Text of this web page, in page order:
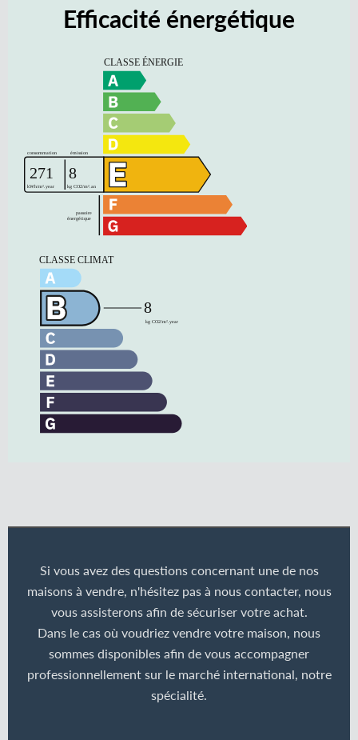
Efficacité énergétique
Si vous avez des questions concernant une de nos
maisons à vendre, n'hésitez pas à nous contacter, nous
vous assisterons afin de sécuriser votre achat.
Dans le cas où voudriez vendre votre maison, nous
sommes disponibles afin de vous accompagner
professionnellement sur le marché international, notre
spécialité.